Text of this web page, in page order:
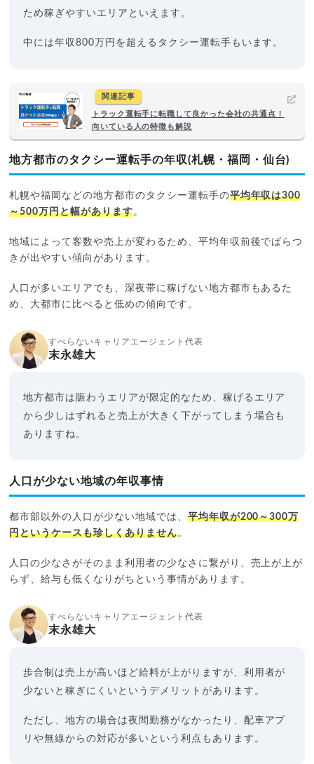
ため稼ぎやすいエリアといえます。
中には年収800万円を超えるタクシー運転手もいます。
関連記事
トラック運転手に転職して良かった会社の共通点！
向いている人の特徴も解説
地方都市のタクシー運転手の年収(札幌・福岡・仙台)
札幌や福岡などの地方都市のタクシー運転手の平均年収は300
～500万円と幅があります。
地域によって客数や売上が変わるため、平均年収前後でばらつ
きが出やすい傾向があります。
人口が多いエリアでも、深夜帯に稼げない地方都市もあるた
め、大都市に比べると低めの傾向です。
すべらないキャリアエージェント代表
末永雄大
地方都市は賑わうエリアが限定的なため、稼げるエリア
から少しはずれると売上が大きく下がってしまう場合も
ありますね。
人口が少ない地域の年収事情
都市部以外の人口が少ない地域では、 平均年収が200～300万
円というケースも珍しくありません。
人口の少なさがそのまま利用者の少なさに繋がり、売上が上が
らず、給与も低くなりがちという事情があります。
すべらないキャリアエージェント代表
末永雄大
歩合制は売上が高いほど給料が上がりますが、利用者が
少ないと稼ぎにくいというデメリットがあります。
ただし、地方の場合は夜間勤務がなかったり、配車アプ
リや無線からの対応が多いという利点もあります。